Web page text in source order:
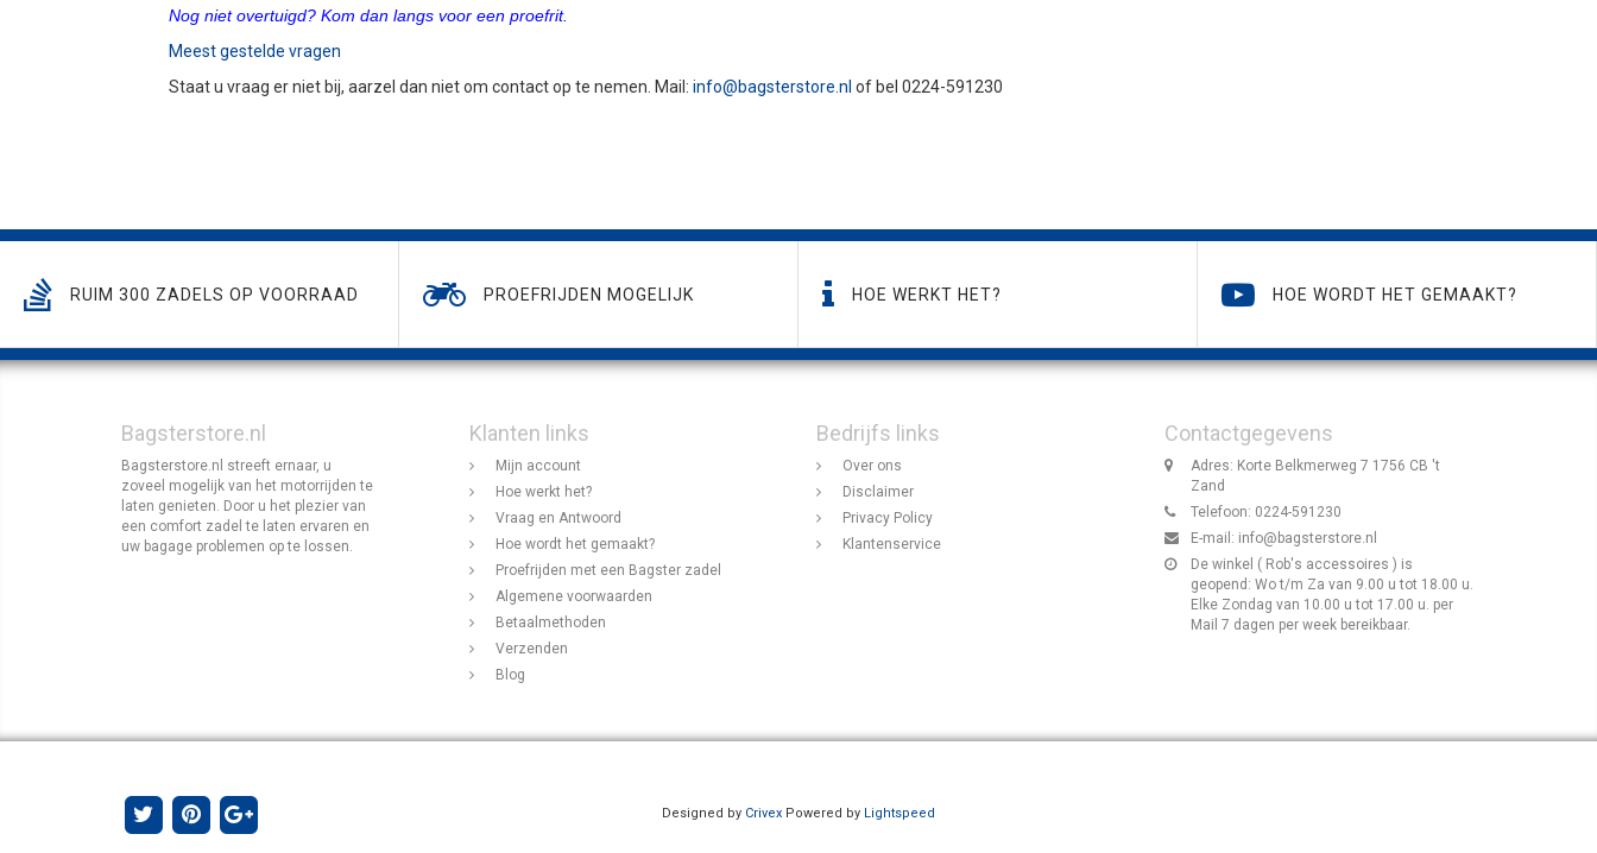
Nog niet overtuigd? Kom dan langs voor een proefrit.
Meest gestelde vragen
Staat u vraag er niet bij, aarzel dan niet om contact op te nemen. Mail: info@bagsterstore.nl of bel 0224-591230
RUIM 300 ZADELS OP VOORRAAD PROEFRIJDEN MOGELIJK HOE WERKT HET? HOE WORDT HET GEMAAKT?
Bagsterstore.nl
Bagsterstore.nl streeft ernaar, u
zoveel mogelijk van het motorrijden te
laten genieten. Door u het plezier van
een comfort zadel te laten ervaren en
uw bagage problemen op te lossen.
Klanten links
Mijn account
Hoe werkt het?
Vraag en Antwoord
Hoe wordt het gemaakt?
Proefrijden met een Bagster zadel
Algemene voorwaarden
Betaalmethoden
Verzenden
Blog
Bedrijfs links
Over ons
Disclaimer
Privacy Policy
Klantenservice
Contactgegevens
Adres: Korte Belkmerweg 7 1756 CB 't
Zand
Telefoon: 0224-591230
E-mail: info@bagsterstore.nl
De winkel ( Rob's accessoires ) is
geopend: Wo t/m Za van 9.00 u tot 18.00 u.
Elke Zondag van 10.00 u tot 17.00 u. per
Mail 7 dagen per week bereikbaar.
Designed by Crivex Powered by Lightspeed